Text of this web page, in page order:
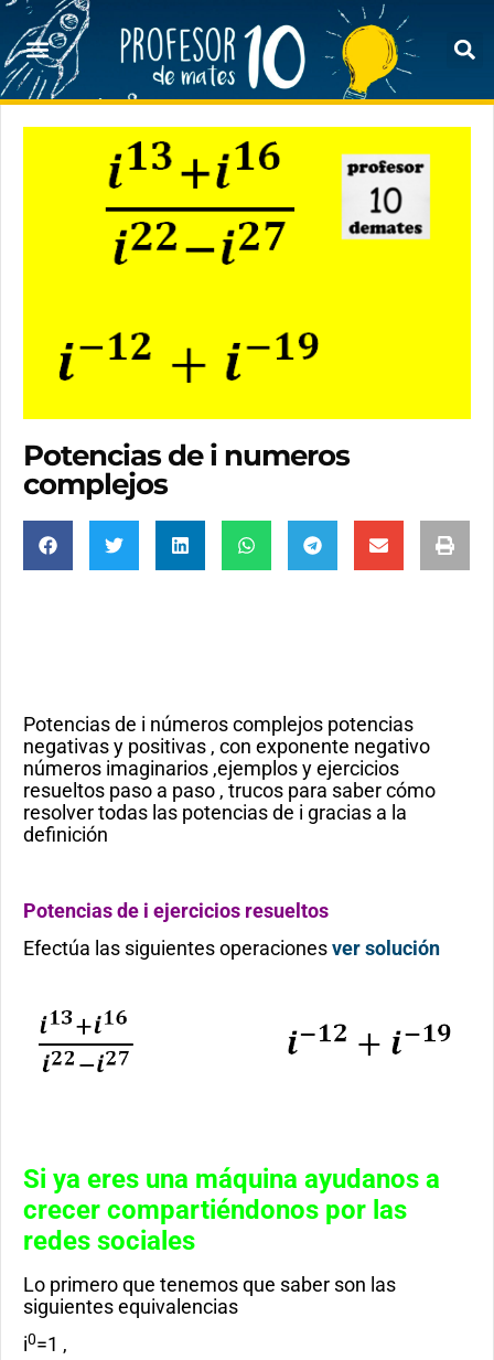
Potencias de i numeros
complejos
Potencias de i números complejos potencias
negativas y positivas , con exponente negativo
números imaginarios ,ejemplos y ejercicios
resueltos paso a paso , trucos para saber cómo
resolver todas las potencias de i gracias a la
definición
Potencias de i ejercicios resueltos
Efectúa las siguientes operacionesver solución
Si ya eres una máquina ayudanos a
crecer compartiéndonos por las
redes sociales
Lo primero que tenemos que saber son las
siguientes equivalencias
i0=1 ,